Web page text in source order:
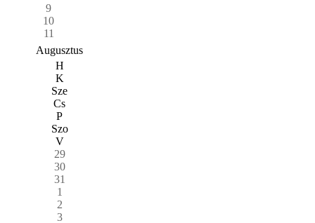
9
10
11
Augusztus
H
K
Sze
Cs
P
Szo
V
29
30
31
1
2
3